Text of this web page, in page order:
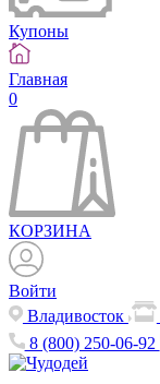
Купоны
Главная
0
КОРЗИНА
Войти
Владивосток
8 (800) 250-06-92